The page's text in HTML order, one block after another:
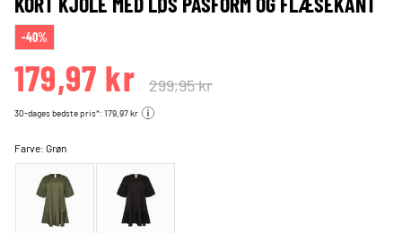
-40%
179,97 kr 299,95 kr
30-dages bedste pris*: 179,97 kr
Farve:Grøn